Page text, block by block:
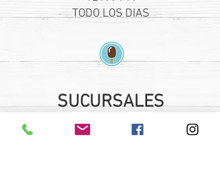
TODO LOS DIAS
SUCURSALES
PLAZA FORUM TLAQUEPAQUE
PLAZA GALERIAS GUADALAJARA